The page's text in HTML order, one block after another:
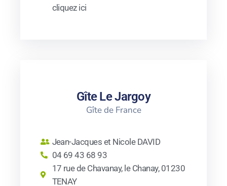
cliquez ici
Gîte Le Jargoy
Gîte de France
Jean-Jacques et Nicole DAVID
04 69 43 68 93
17 rue de Chavanay, le Chanay, 01230
TENAY